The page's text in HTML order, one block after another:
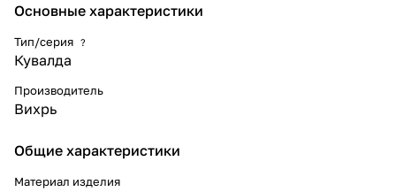
механической прочностью, и
бензина и растворителей.
Фиберглассовая рукоятка
Основные характеристики
Тип/серия ?
Кувалда
Производитель
Вихрь
Общие характеристики
Материал изделия